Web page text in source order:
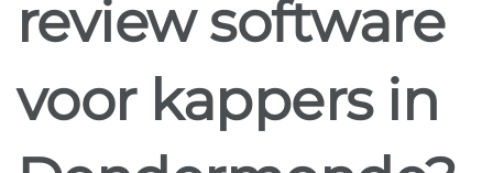
review software
voor kappers in